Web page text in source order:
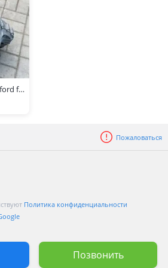
Коробка на powershift ford focus 3. Форд Фокус
Пожаловаться
Позвонить
Политика конфиденциальности